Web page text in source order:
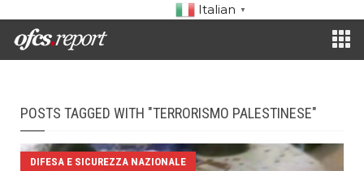
Italian ▼
POSTS TAGGED WITH "TERRORISMO PALESTINESE"
DIFESA E SICUREZZA NAZIONALE